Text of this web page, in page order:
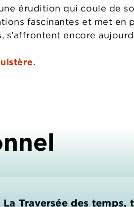
érudition qui coule de
fascinantes et met
s’affrontent encore
Traversée des temps,